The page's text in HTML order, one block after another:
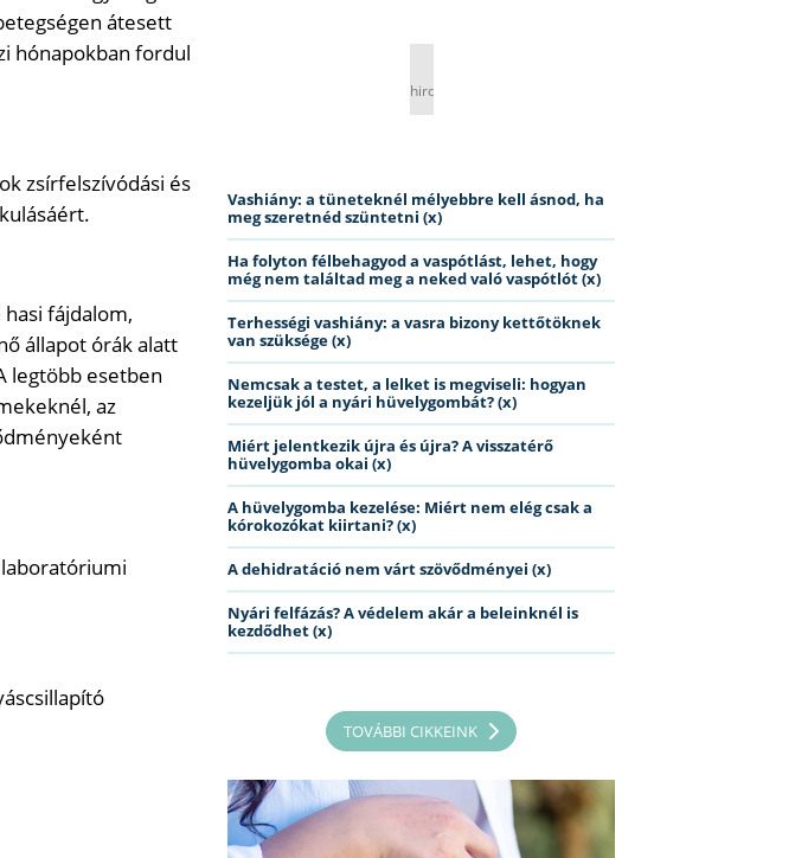
átesett
hónapokban fordul
zsírfelszívódási és
fájdalom,
állapot órák alatt
legtöbb esetben
az
hirdetés
Vashiány: a tüneteknél mélyebbre kell ásnod, ha
meg szeretnéd szüntetni (x)
Ha folyton félbehagyod a vaspótlást, lehet, hogy
még nem találtad meg a neked való vaspótlót (x)
Terhességi vashiány: a vasra bizony kettőtöknek
van szüksége (x)
Nemcsak a testet, a lelket is megviseli: hogyan
kezeljük jól a nyári hüvelygombát? (x)
Miért jelentkezik újra és újra? A visszatérő
hüvelygomba okai (x)
A hüvelygomba kezelése: Miért nem elég csak a
kórokozókat kiirtani? (x)
A dehidratáció nem várt szövődményei (x)
Nyári felfázás? A védelem akár a beleinknél is
kezdődhet (x)
TOVÁBBI CIKKEINK